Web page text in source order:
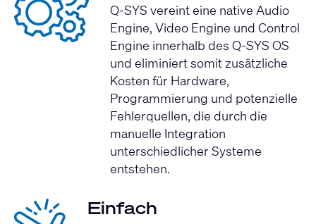
Q-SYS vereint eine native Audio
Engine, Video Engine und Control
Engine innerhalb des Q-SYS OS
und eliminiert somit zusätzliche
Kosten für Hardware,
Programmierung und potenzielle
Fehlerquellen, die durch die
manuelle Integration
unterschiedlicher Systeme
entstehen.
Einfach